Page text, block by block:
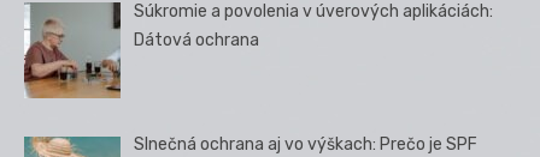
Súkromie a povolenia v úverových aplikáciách:
Dátová ochrana
Slnečná ochrana aj vo výškach: Prečo je SPF